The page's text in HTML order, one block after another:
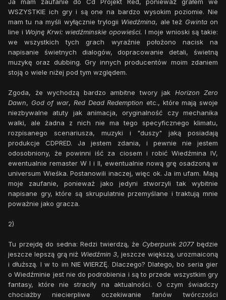
Ja mam zaufanie do Cd Projekt Red, ponieważ grałem we
WSZYSTKIE ich gry i są one na bardzo wysokim poziomie. Nie
mam tu na myśli wyłącznie trylogii Wiedźmina, ale też Gwintaon
line i Wojnę Krwi: wiedźminskie opowieści. I moje wnioski są takie:
we wszystkich tych grach wyraźnie położono nacisk na
napisanie świetnych dialogów, dopracowanie detali, świetną
muzykę oraz dubbing. Gry innych producentów moim zdaniem
stoją o wiele niżej pod tym względem.
Zgoda, że wychodzą bardzo ambitne twory jak Horizon Zero
Dawn, God of war, Red Dead Redemption etc., które mają swoje
niezbywalne atuty jak animacja, oryginalność czy mechanika
walki, ale żadna z nich nie ma tego specyficznego klimatu,
rozpisanego scenariusza, muzyki i "duszy" jaką posiadają
produkcje CDPRED. Ja jestem zdania, i pewnie nie jestem
odosobniony, że powinni iść za ciosem i robić Wiedźmina IV,
ewentualnie remaster W I i II, ewentualnie nową grę osadzoną w
universum Wieśka. Postanowili inaczej, więc ok. Ja im ufam. Mają
moje zaufanie, ponieważ jako jedyni stworzyli tak wybitnie
napisane gry, które są skrupulatnie przemyślane i traktują mnie
poważnie jako gracza.
2)
Tu przejdę do sedna: Redzi twierdzą, że Cyberpunk 2077będzie
jeszcze lepszą grą niż Wiedźmin 3, jeszcze większą, urozmaiconą
i dłuższą. I w to im NIE WIERZĘ. Dlaczego? Dlatego, bo seria gier
o Wiedźminie jest nie do podrobienia i są to przede wszystkim gry
fantasy, które nie straciły na aktualności. O czym świadczy
chociażby niecierpliwe oczekiwanie fanów twórczości